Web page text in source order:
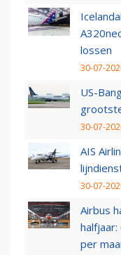
lossen
30-07-
US-
30-07-
AIS
30-07-
Airbus
halfjaar:
per